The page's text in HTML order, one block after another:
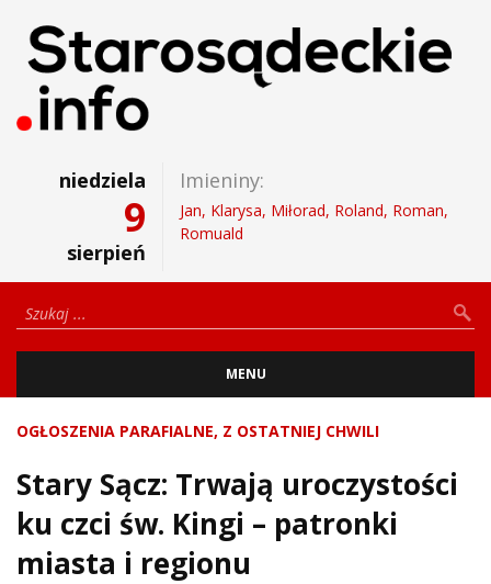
niedziela
9
sierpień
Imieniny:
Jan, Klarysa, Miłorad, Roland, Roman,
Romuald
MENU
OGŁOSZENIA PARAFIALNE, Z OSTATNIEJ CHWILI
Stary Sącz: Trwają uroczystości
ku czci św. Kingi – patronki
miasta i regionu